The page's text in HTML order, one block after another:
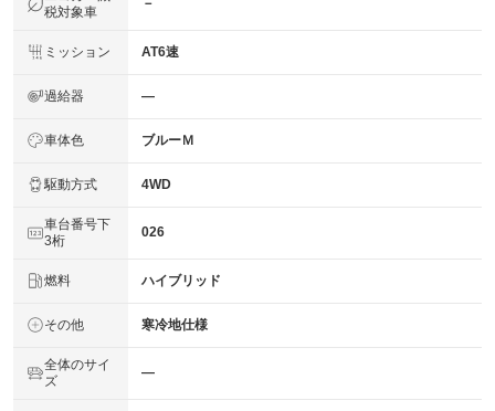
税対象車
－
ミッション AT6速
過給器 ―
車体色 ブルーＭ
駆動方式 4WD
車台番号下
3桁
026
燃料 ハイブリッド
その他 寒冷地仕様
全体のサイ
ズ
―